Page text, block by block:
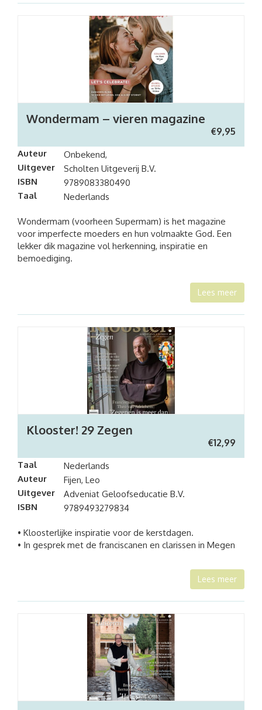
Wondermam – vieren magazine
€9,95
Auteur
Onbekend,
Uitgever
Scholten Uitgeverij B.V.
ISBN
9789083380490
Taal
Nederlands
Wondermam (voorheen Supermam) is het magazine
voor imperfecte moeders en hun volmaakte God. Een
lekker dik magazine vol herkenning, inspiratie en
bemoediging.
Lees meer
Klooster! 29 Zegen
€12,99
Taal
Nederlands
Auteur
Fijen, Leo
Uitgever
Adveniat Geloofseducatie B.V.
ISBN
9789493279834
• Kloosterlijke inspiratie voor de kerstdagen.
• In gesprek met de franciscanen en clarissen in Megen
Lees meer